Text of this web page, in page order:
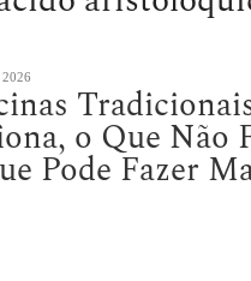
o Que Não
Pode Fazer